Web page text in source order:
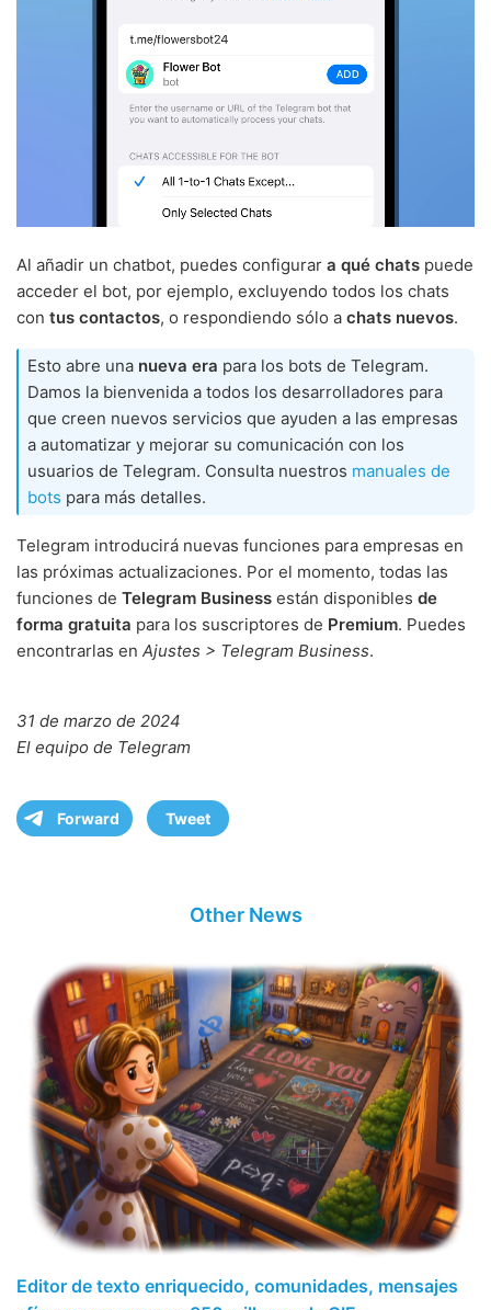
Al añadir un chatbot, puedes configurar a qué chats puede
acceder el bot, por ejemplo, excluyendo todos los chats
con tus contactos, o respondiendo sólo a chats nuevos.
Esto abre una nueva era para los bots de Telegram.
Damos la bienvenida a todos los desarrolladores para
que creen nuevos servicios que ayuden a las empresas
a automatizar y mejorar su comunicación con los
usuarios de Telegram. Consulta nuestros manuales de
bots para más detalles.
Telegram introducirá nuevas funciones para empresas en
las próximas actualizaciones. Por el momento, todas las
funciones de Telegram Business están disponibles de
forma gratuita para los suscriptores de Premium. Puedes
encontrarlas en Ajustes > Telegram Business.
31 de marzo de 2024
El equipo de Telegram
Forward Tweet
Other News
Editor de texto enriquecido, comunidades, mensajes